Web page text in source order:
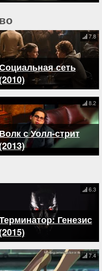
сеть
7.8
Волк с Уолл-стрит
8.2
Генезис
6.3
7.4